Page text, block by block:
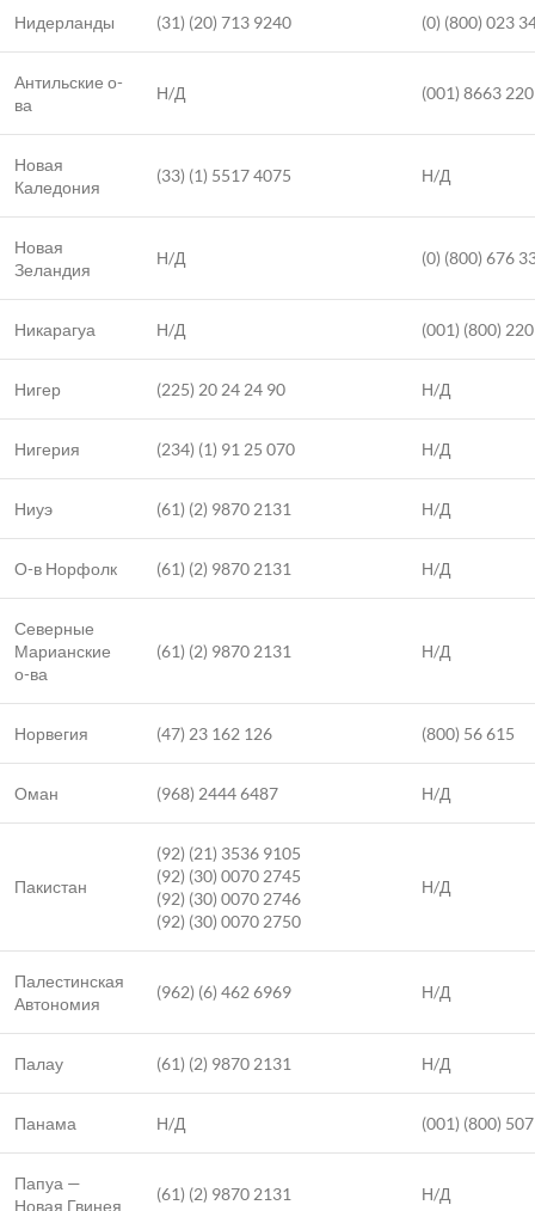
Нидерланды (31) (20) 713 9240 (0) (800) 023
Антильские о-
ва
Н/Д (001) 8663
Новая
Каледония
(33) (1) 5517 4075 Н/Д
Новая
Зеландия
Н/Д (0) (800) 676
Никарагуа Н/Д (001) (800)
Нигер (225) 20 24 24 90 Н/Д
Нигерия (234) (1) 91 25 070 Н/Д
Ниуэ (61) (2) 9870 2131 Н/Д
О-в Норфолк (61) (2) 9870 2131 Н/Д
Северные
Марианские
о-ва
(61) (2) 9870 2131 Н/Д
Норвегия (47) 23 162 126 (800) 56 615
Оман (968) 2444 6487 Н/Д
Пакистан
(92) (21) 3536 9105
(92) (30) 0070 2745
(92) (30) 0070 2746
(92) (30) 0070 2750
Н/Д
Палестинская
Автономия
(962) (6) 462 6969 Н/Д
Палау (61) (2) 9870 2131 Н/Д
Панама Н/Д (001) (800)
Папуа —
Новая Гвинея
(61) (2) 9870 2131 Н/Д